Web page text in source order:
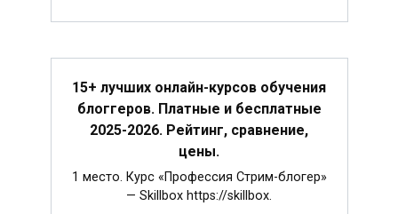
15+ лучших онлайн-курсов обучения
блоггеров. Платные и бесплатные
2025-2026. Рейтинг, сравнение,
цены.
1 место. Курс «Профессия Стрим-блогер»
— Skillbox https://skillbox.